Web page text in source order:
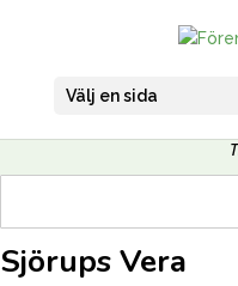
Välj en sida
Sjörups Vera